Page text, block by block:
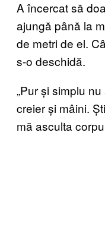
A încercat să
ajungă până la
de metri de el.
s-o deschidă.
„Pur și simplu
creier și mâini.
mă asculta